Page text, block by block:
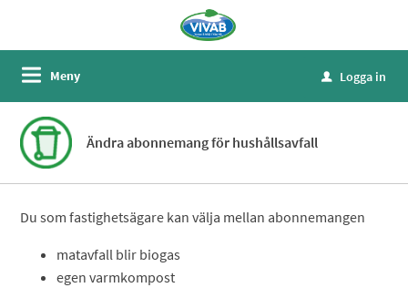
Meny u Logga in
Ändra abonnemang för hushållsavfall
Du som fastighetsägare kan välja mellan abonnemangen
matavfall blir biogas
egen varmkompost